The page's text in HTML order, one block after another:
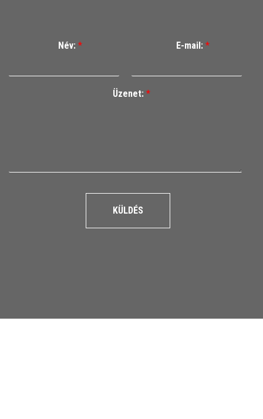
Név: * E-mail: *
Üzenet: *
KÜLDÉS